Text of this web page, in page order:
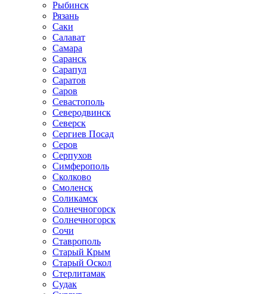
Рыбинск
Рязань
Саки
Салават
Самара
Саранск
Сарапул
Саратов
Саров
Севастополь
Северодвинск
Северск
Сергиев Посад
Серов
Серпухов
Симферополь
Сколково
Смоленск
Соликамск
Солнечногорск
Солнечногорск
Сочи
Ставрополь
Старый Крым
Старый Оскол
Стерлитамак
Судак